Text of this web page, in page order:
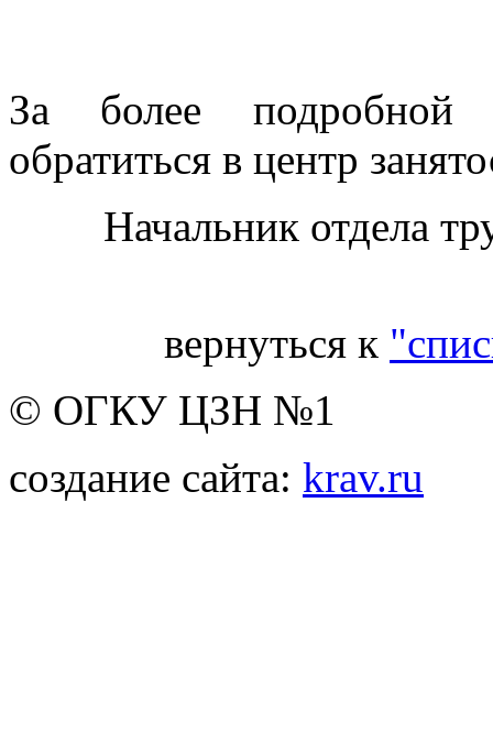
За более подробной
обратиться в центр
Начальник отдела
вернуться к
© ОГКУ ЦЗН №1
создание сайта: krav.ru